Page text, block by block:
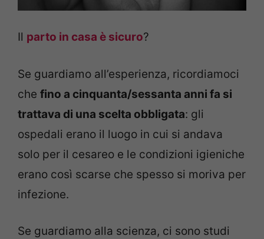
Il parto in casa è sicuro?
Se guardiamo all’esperienza, ricordiamoci
che fino a cinquanta/sessanta anni fa si
trattava di una scelta obbligata: gli
ospedali erano il luogo in cui si andava
solo per il cesareo e le condizioni igieniche
erano così scarse che spesso si moriva per
infezione.
Se guardiamo alla scienza, ci sono studi